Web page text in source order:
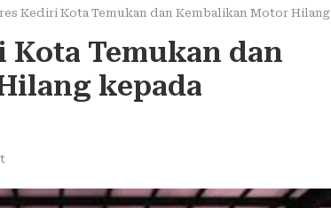
Kota Temukan dan Kembalikan Motor Hilang kepada Pemiliknya
Kota Temukan dan
kepada